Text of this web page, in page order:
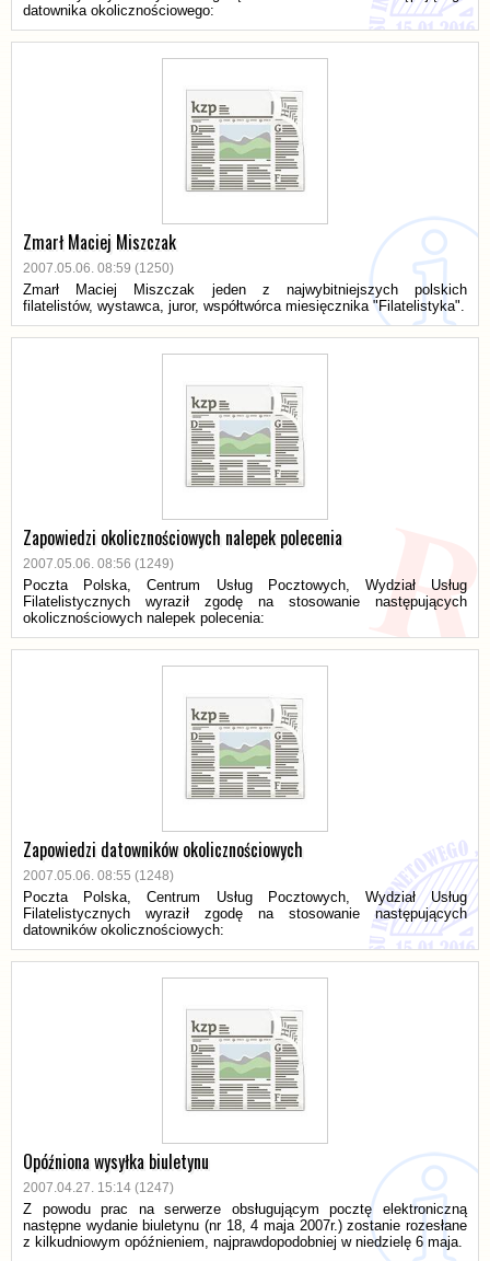
datownika okolicznościowego:
Zmarł Maciej Miszczak
2007.05.06. 08:59 (1250)
Zmarł Maciej Miszczak jeden z najwybitniejszych polskich
filatelistów, wystawca, juror, współtwórca miesięcznika "Filatelistyka".
Zapowiedzi okolicznościowych nalepek polecenia
2007.05.06. 08:56 (1249)
Poczta Polska, Centrum Usług Pocztowych, Wydział Usług
Filatelistycznych wyraził zgodę na stosowanie następujących
okolicznościowych nalepek polecenia:
Zapowiedzi datowników okolicznościowych
2007.05.06. 08:55 (1248)
Poczta Polska, Centrum Usług Pocztowych, Wydział Usług
Filatelistycznych wyraził zgodę na stosowanie następujących
datowników okolicznościowych:
Opóźniona wysyłka biuletynu
2007.04.27. 15:14 (1247)
Z powodu prac na serwerze obsługującym pocztę elektroniczną
następne wydanie biuletynu (nr 18, 4 maja 2007r.) zostanie rozesłane
z kilkudniowym opóźnieniem, najprawdopodobniej w niedzielę 6 maja.